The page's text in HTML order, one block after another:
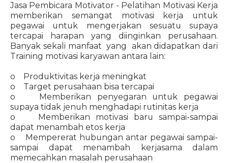
Jasa Pembicara Motivator - Pelatihan Motivasi Kerja
memberikan semangat motivasi kerja untuk
pegawai untuk mengerjakan sesuatu supaya
tercapai harapan yang diinginkan perusahaan.
Banyak sekali manfaat yang akan didapatkan dari
Training motivasi karyawan antara lain:
o Produktivitas kerja meningkat
o Target perusahaan bisa tercapai
o Memberikan penyegaran untuk pegawai
supaya tidak jenuh menghadapi rutinitas kerja
o Memberikan motivasi baru sampai-sampai
dapat menambah etos kerja
o Mempererat hubungan antar pegawai sampai-
sampai dapat menambah kerjasama dalam
memecahkan masalah perusahaan